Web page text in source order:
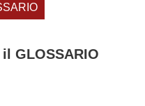
GLOSSARIO